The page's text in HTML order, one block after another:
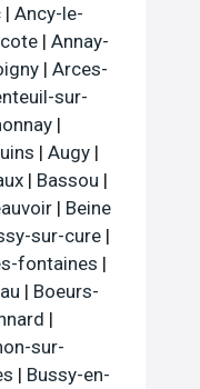
| Ancy-le-
| Annay-
| Arces-
sur-
|
| Augy |
| Bassou |
| Beine
sur-cure |
fontaines |
| Boeurs-
|
sur-
| Bussy-en-